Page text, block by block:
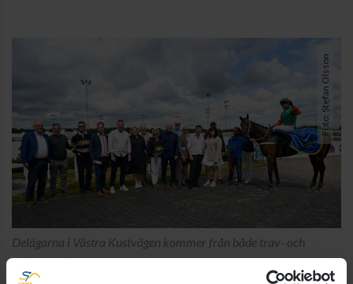
Foto: Stefan Olsson
Delägarna i Västra Kustvägen kommer från både trav- och
galoppsporten.